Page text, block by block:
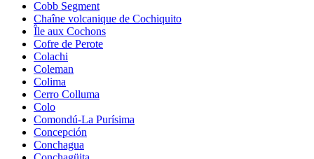
Cobb Segment
Chaîne volcanique de Cochiquito
Île aux Cochons
Cofre de Perote
Colachi
Coleman
Colima
Cerro Colluma
Colo
Comondú-La Purísima
Concepción
Conchagua